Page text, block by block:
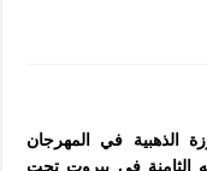
الذهبية في المهرجان
الثامنة في بيروت تحت